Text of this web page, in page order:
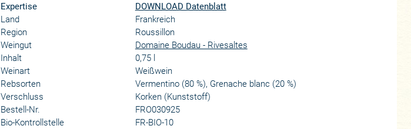
Expertise
DOWNLOAD Datenblatt
Land
Frankreich
Region
Roussillon
Weingut
Domaine Boudau - Rivesaltes
Inhalt
0,75 l
Weinart
Weißwein
Rebsorten
Vermentino (80 %), Grenache blanc (20 %)
Verschluss
Korken (Kunststoff)
Bestell-Nr.
FRO030925
Bio-Kontrollstelle
FR-BIO-10